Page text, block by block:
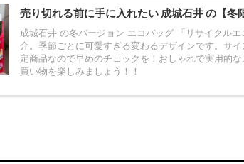
売り切れる前に手に入れたい 成城石井 の【冬
成城石井 の冬バージョン エコバッグ 「リサイクル
介。季節ごとに可愛すぎる変わるデザインです。サ
定商品なので早めのチェックを！おしゃれで実用的
買い物を楽しみましょう！！